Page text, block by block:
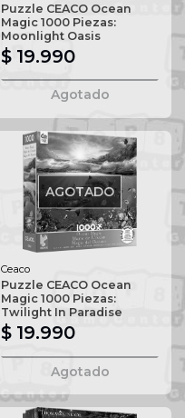
Puzzle CEACO Ocean
Magic 1000 Piezas:
Moonlight Oasis
$ 19.990
Agotado
AGOTADO
Ceaco
Puzzle CEACO Ocean
Magic 1000 Piezas:
Twilight In Paradise
$ 19.990
Agotado